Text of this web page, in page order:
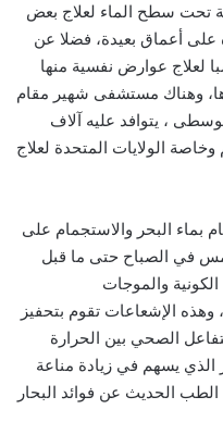
تحت سطح الماء لعلاج بعض
أعماق بعيدة، فضلا عن
لعلاج عوارض نفسية منها
وهناك مستشفى شهير مقام
، يتوافد عليه آلاف
الولايات المتحدة لعلاج
بماء البحر والاستجمام على
في الصباح حتى ما قبل
والموجات
وهذه الإشعاعات تقوم بتحفيز
الصحي بين الحرارة
الذي يسهم في زيادة مناعة
الحديث عن فوائد البحار